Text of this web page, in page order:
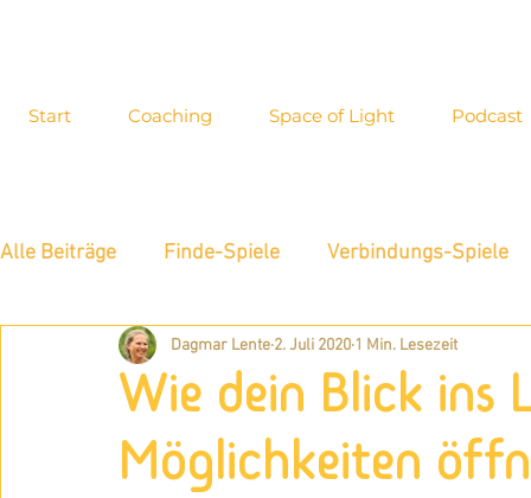
Start Coaching Space of Light Podcast
Alle Beiträge Finde-Spiele Verbindungs-Spiele
Energiewahrnehmung Interview
Blog-Archiv Allgemeines Neue
Wie dein Blick ins
Möglichkeiten
Dagmar Lente 2. Juli 2020 1 Min. Lesezeit